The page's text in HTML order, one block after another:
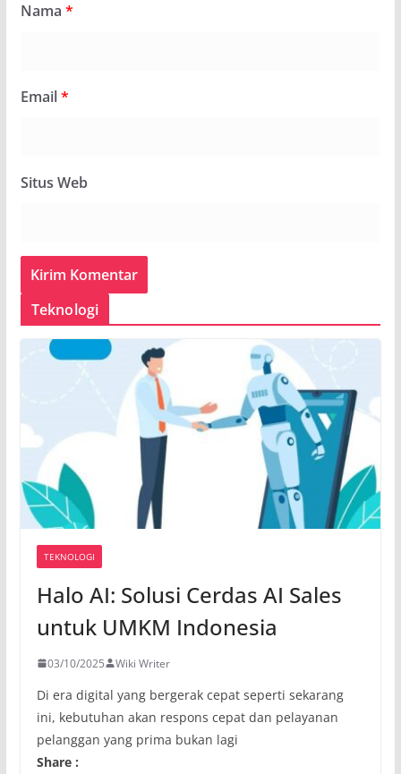
Nama *
Email*
Situs Web
Teknologi
TEKNOLOGI
Halo AI: Solusi Cerdas AI Sales
untuk UMKM Indonesia
03/10/2025 Wiki Writer
Di era digital yang bergerak cepat seperti sekarang
ini, kebutuhan akan respons cepat dan pelayanan
pelanggan yang prima bukan lagi
Share :